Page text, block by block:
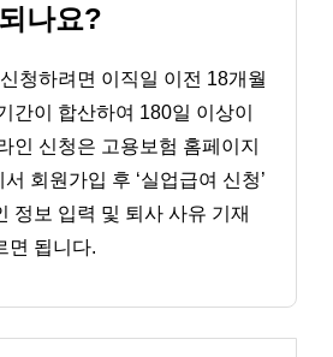
나요?
청하려면 이직일 이전 18개월
간이 합산하여 180일 이상이
인 신청은 고용보험 홈페이지
회원가입 후 ‘실업급여 신청’
정보 입력 및 퇴사 사유 기재
면 됩니다.